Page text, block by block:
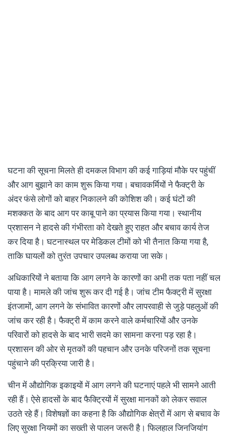
घटना की सूचना मिलते ही दमकल विभाग की कई गाड़ियां मौके पर पहुंचीं
और आग बुझाने का काम शुरू किया गया। बचावकर्मियों ने फैक्ट्री के
अंदर फंसे लोगों को बाहर निकालने की कोशिश की। कई घंटों की
मशक्कत के बाद आग पर काबू पाने का प्रयास किया गया। स्थानीय
प्रशासन ने हादसे की गंभीरता को देखते हुए राहत और बचाव कार्य तेज
कर दिया है। घटनास्थल पर मेडिकल टीमों को भी तैनात किया गया है,
ताकि घायलों को तुरंत उपचार उपलब्ध कराया जा सके।
अधिकारियों ने बताया कि आग लगने के कारणों का अभी तक पता नहीं चल
पाया है। मामले की जांच शुरू कर दी गई है। जांच टीम फैक्ट्री में सुरक्षा
इंतजामों, आग लगने के संभावित कारणों और लापरवाही से जुड़े पहलुओं की
जांच कर रही है। फैक्ट्री में काम करने वाले कर्मचारियों और उनके
परिवारों को हादसे के बाद भारी सदमे का सामना करना पड़ रहा है।
प्रशासन की ओर से मृतकों की पहचान और उनके परिजनों तक सूचना
पहुंचाने की प्रक्रिया जारी है।
चीन में औद्योगिक इकाइयों में आग लगने की घटनाएं पहले भी सामने आती
रही हैं। ऐसे हादसों के बाद फैक्ट्रियों में सुरक्षा मानकों को लेकर सवाल
उठते रहे हैं। विशेषज्ञों का कहना है कि औद्योगिक क्षेत्रों में आग से बचाव के
लिए सुरक्षा नियमों का सख्ती से पालन जरूरी है। फिलहाल जिनजियांग